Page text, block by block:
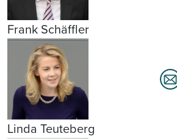
Frank Schäffler
Linda Teuteberg